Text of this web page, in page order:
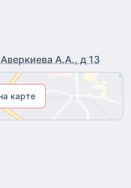
А.А., д 13
карте